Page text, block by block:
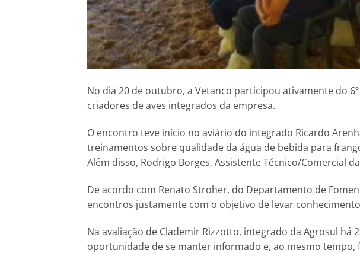
No dia 20 de outubro, a Vetanco participou ativamente do 6º
criadores de aves integrados da empresa.
O encontro teve início no aviário do integrado Ricardo
treinamentos sobre qualidade da água de bebida para
Além disso, Rodrigo Borges, Assistente Técnico/Comercial
De acordo com Renato Stroher, do Departamento de
encontros justamente com o objetivo de levar
Na avaliação de Clademir Rizzotto, integrado da Agrosul há
oportunidade de se manter informado e, ao mesmo tempo,